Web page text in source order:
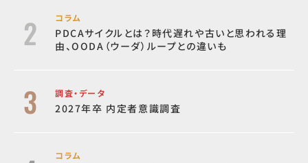
コラム
PDCAサイクルとは？時代遅れや古いと思われる理
由、OODA（ウーダ）ループとの違いも
調査・データ
2027年卒 内定者意識調査
コラム